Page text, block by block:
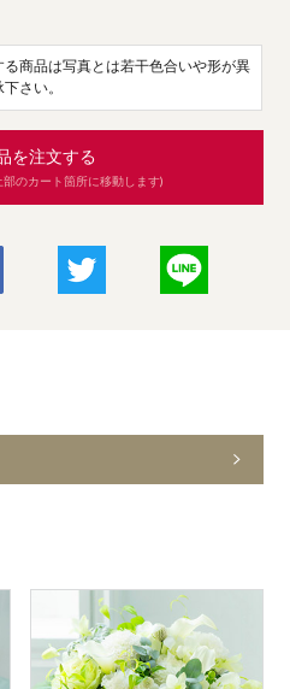
商品は写真とは若干色合いや形が異
さい。
を注文する
のカート箇所に移動します)